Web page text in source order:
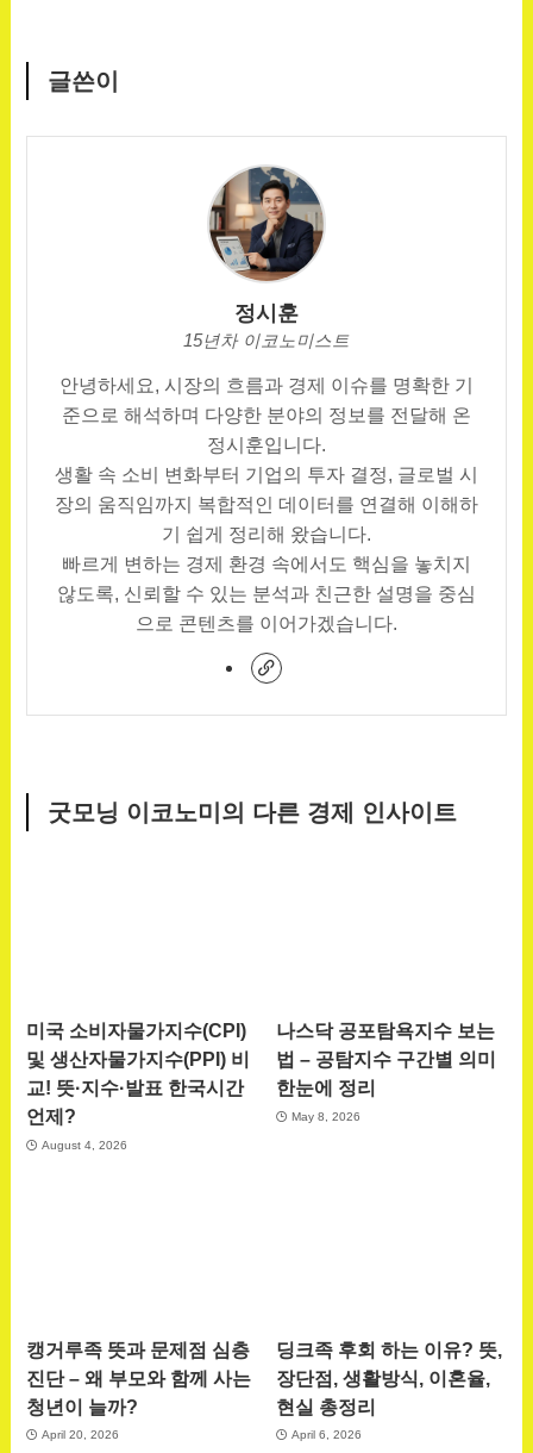
글쓴이
정시훈
15년차 이코노미스트
안녕하세요, 시장의 흐름과 경제 이슈를 명확한 기
준으로 해석하며 다양한 분야의 정보를 전달해 온
정시훈입니다.
생활 속 소비 변화부터 기업의 투자 결정, 글로벌 시
장의 움직임까지 복합적인 데이터를 연결해 이해하
기 쉽게 정리해 왔습니다.
빠르게 변하는 경제 환경 속에서도 핵심을 놓치지
않도록, 신뢰할 수 있는 분석과 친근한 설명을 중심
으로 콘텐츠를 이어가겠습니다.
굿모닝 이코노미의 다른 경제 인사이트
미국 소비자물가지수(CPI)
및 생산자물가지수(PPI) 비
교! 뜻·지수·발표 한국시간
언제?
August 4, 2026
나스닥 공포탐욕지수 보는
법 – 공탐지수 구간별 의미
한눈에 정리
May 8, 2026
캥거루족 뜻과 문제점 심층
진단 – 왜 부모와 함께 사는
청년이 늘까?
April 20, 2026
딩크족 후회 하는 이유? 뜻,
장단점, 생활방식, 이혼율,
현실 총정리
April 6, 2026